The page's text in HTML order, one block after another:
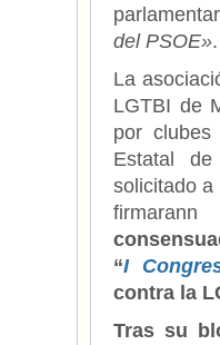
del PSOE».
La
LGTBI de
por
Estatal
solicitado a
“I
contra la
Tras su